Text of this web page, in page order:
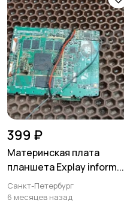
399 ₽
Материнская плата
планшета Explay inform...
Санкт-Петербург
6 месяцев назад